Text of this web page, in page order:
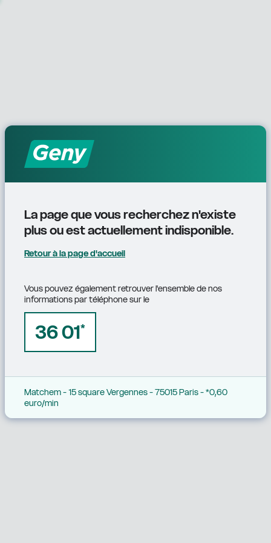
La page que vous recherchez n'existe
plus ou est actuellement indisponible.
Retour à la page d'accueil
Vous pouvez également retrouver l'ensemble de nos
informations par téléphone sur le
36 01*
Matchem - 15 square Vergennes - 75015 Paris - *0,60
euro/min